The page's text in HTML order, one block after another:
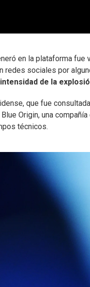
en la plataforma
redes sociales por
intensidad de la
que fue
Origin, una
técnicos.